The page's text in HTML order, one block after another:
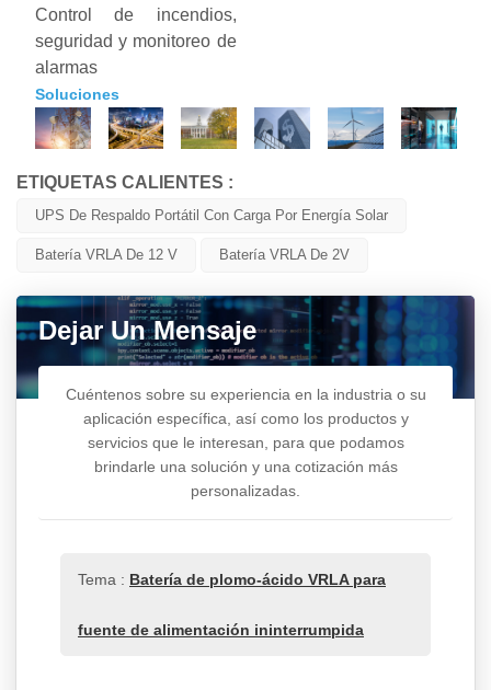
Control de incendios,
seguridad y monitoreo de
alarmas
Soluciones
ETIQUETAS CALIENTES :
UPS De Respaldo Portátil Con Carga Por Energía Solar
Batería VRLA De 12 V Batería VRLA De 2V
Dejar Un Mensaje
Cuéntenos sobre su experiencia en la industria o su
aplicación específica, así como los productos y
servicios que le interesan, para que podamos
brindarle una solución y una cotización más
personalizadas.
Tema : Batería de plomo-ácido VRLA para
fuente de alimentación ininterrumpida